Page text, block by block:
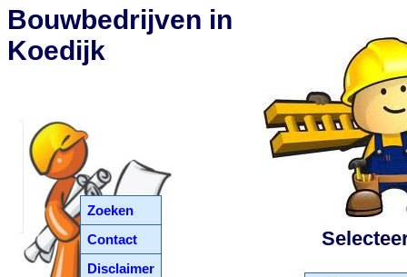
Zoeken
Contact
Disclaimer
Bouwbedrijven in
Koedijk